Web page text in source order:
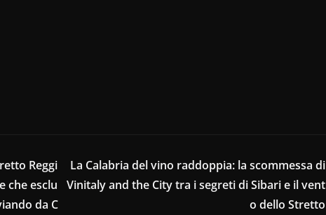
Reggi
che esclu
da C
La Calabria del vino raddoppia: la scommessa di
Vinitaly and the City tra i segreti di Sibari e il vent
o dello Stretto